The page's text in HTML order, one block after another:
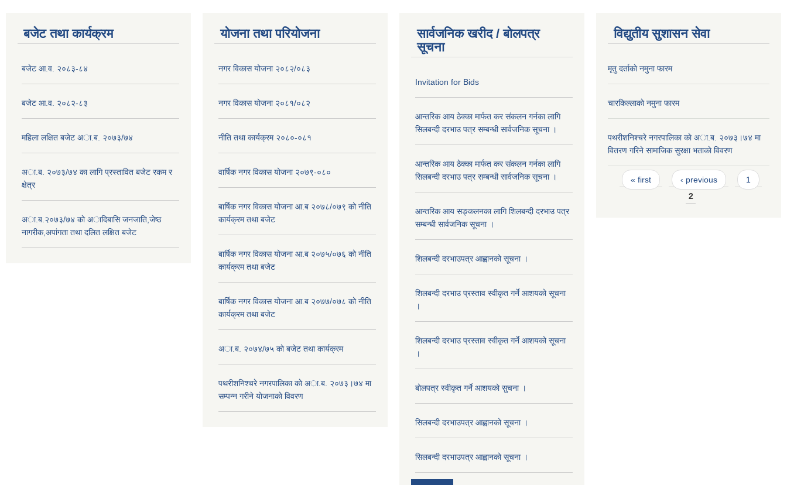
बजेट तथा कार्यक्रम
बजेट आ.व. २०८३-८४
बजेट आ.व. २०८२-८३
महिला लक्षित बजेट अा.ब. २०७३/७४
अा.ब. २०७३/७४ का लागि प्रस्तावित बजेट रकम र
क्षेत्र
अा.ब.२०७३/७४ काे अादिबासि जनजाति,जेष्ठ
नागरीक,अपांगता तथा दलित लक्षित बजेट
योजना तथा परियोजना
नगर विकास योजना २०८२/०८३
नगर विकास योजना २०८१/०८२
नीति तथा कार्यक्रम २०८०-०८१
वार्षिक नगर विकास योजना २०७९-०८०
बार्षिक नगर विकास योजना आ.ब २०७८/०७९ को नीति
कार्यक्रम तथा बजेट
बार्षिक नगर विकास योजना आ.ब २०७५/०७६ को नीति
कार्यक्रम तथा बजेट
बार्षिक नगर विकास योजना आ.ब २०७७/०७८ को नीति
कार्यक्रम तथा बजेट
अा.ब. २०७४/७५ काे बजेट तथा कार्यक्रम
पथरीशनिश्चरे नगरपालिका काे अा.ब. २०७३।७४ मा
सम्पन्न गरीने याेजनाकाे विवरण
सार्वजनिक खरीद / बोलपत्र
सूचना
Invitation for Bids
आन्तरिक आय ठेक्का मार्फत कर संकलन गर्नका लागि
सिलबन्दी दरभाउ पत्र सम्बन्धी सार्वजनिक सूचना ।
आन्तरिक आय ठेक्का मार्फत कर संकलन गर्नका लागि
सिलबन्दी दरभाउ पत्र सम्बन्धी सार्वजनिक सूचना ।
आन्तरिक आय सङ्कलनका लागि शिलबन्दी दरभाउ पत्र
सम्बन्धी सार्वजनिक सूचना ।
शिलबन्दी दरभाउपत्र आह्वानको सूचना ।
शिलबन्दी दरभाउ प्रस्ताव स्वीकृत गर्ने आशयको सूचना
।
शिलबन्दी दरभाउ प्रस्ताव स्वीकृत गर्ने आशयको सूचना
।
बोलपत्र स्वीकृत गर्ने आशयको सुचना ।
सिलबन्दी दरभाउपत्र आह्वानको सूचना ।
सिलबन्दी दरभाउपत्र आह्वानको सूचना ।
विद्युतीय सुशासन सेवा
मृतु दर्ताकाे नमुना फारम
चारकिल्लाकाे नमुना फारम
पथरीशनिश्चरे नगरपालिका काे अा.ब. २०७३।७४ मा
वितरण गरिने सामाजिक सुरक्षा भताकाे विवरण
Pages
« first ‹ previous
1
2